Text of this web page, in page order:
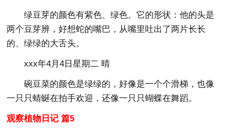
绿豆芽的颜色有紫色、绿色。它的形状：他的头是
两个豆芽辨，好想蛇的嘴巴，从嘴里吐出了两片长长
的、绿绿的大舌头。
xxx年4月4日星期二 晴
碗豆菜的颜色是绿绿的，好像是一个个滑梯，也像
一只只蜻蜒在拍手欢迎，还像一只只蝴蝶在舞蹈。
观察植物日记 篇5